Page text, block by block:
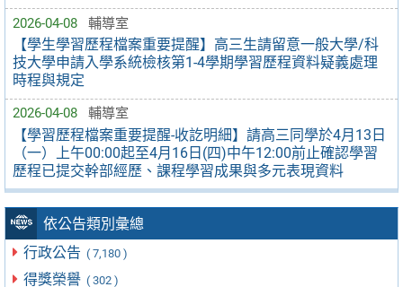
2026-04-08 輔導室
【學生學習歷程檔案重要提醒】高三生請留意一般大學/科
技大學申請入學系統檢核第1-4學期學習歷程資料疑義處理
時程與規定
2026-04-08 輔導室
【學習歷程檔案重要提醒-收訖明細】請高三同學於4月13日
（一）上午00:00起至4月16日(四)中午12:00前止確認學習
歷程已提交幹部經歷、課程學習成果與多元表現資料
依公告類別彙總
行政公告 ( 7,180 )
得獎榮譽 ( 302 )